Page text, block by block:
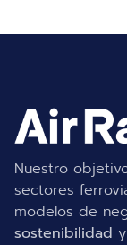
Nuestro
sectores
modelos de
sostenibilidad y